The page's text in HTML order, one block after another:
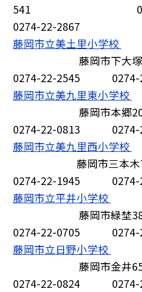
541 0274-
0274-22-2867
藤岡市立美土里小学校
藤岡市下
0274-22-2545 0274-
藤岡市立美九里東小学校
藤岡市
0274-22-0813 0274-
藤岡市立美九里西小学校
藤岡市三
0274-22-1945 0274-
藤岡市立平井小学校
藤岡市
0274-22-0705 0274-
藤岡市立日野小学校
藤岡市
0274-22-0824 0274-